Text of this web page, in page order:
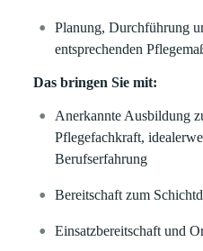
Planung, Durchführung
entsprechenden
Das bringen Sie mit:
Anerkannte Ausbildung
Pflegefachkraft,
Berufserfahrung
Bereitschaft zum
Einsatzbereitschaft und